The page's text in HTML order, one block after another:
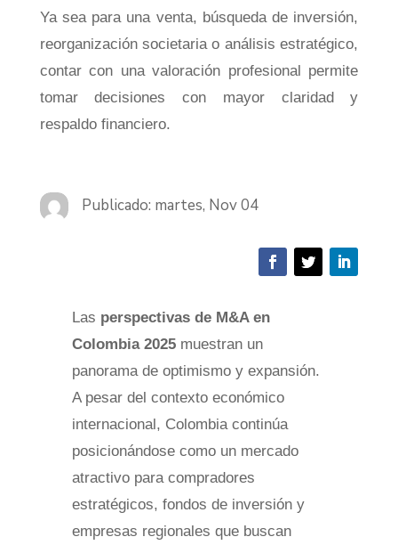
Ya sea para una venta, búsqueda de inversión,
reorganización societaria o análisis estratégico,
contar con una valoración profesional permite
tomar decisiones con mayor claridad y
respaldo financiero.
Publicado: martes, Nov 04
Las perspectivas de M&A en
Colombia 2025muestran un
panorama de optimismo y expansión.
A pesar del contexto económico
internacional, Colombia continúa
posicionándose como un mercado
atractivo para compradores
estratégicos, fondos de inversión y
empresas regionales que buscan